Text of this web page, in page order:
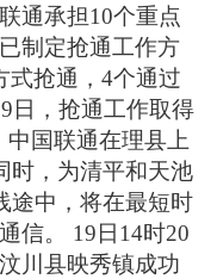
通承担10个重点
制定抢通工作方
式抢通，4个通过
日，抢通工作取得
中国联通在理县上
时，为清平和天池
途中，将在最短时
信。 19日14时20
川县映秀镇成功